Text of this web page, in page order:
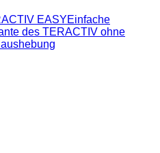
EASYEinfache
des TERACTIV ohne